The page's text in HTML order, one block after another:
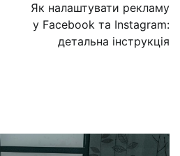
Як налаштувати рекламу
у Facebook та Instagram:
детальна інструкція